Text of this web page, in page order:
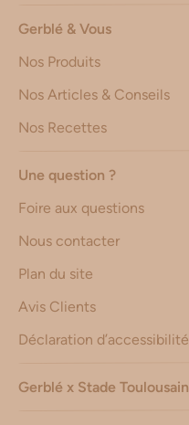
Gerblé & Vous
Nos Produits
Nos Articles & Conseils
Nos Recettes
Une question ?
Foire aux questions
Nous contacter
Plan du site
Avis Clients
Déclaration d’accessibilité
Gerblé x Stade Toulousain